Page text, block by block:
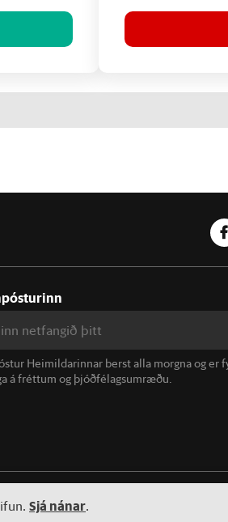
Heimildarinnar berst alla morgna og er
á fréttum og þjóðfélagsumræðu.
Sjá nánar.